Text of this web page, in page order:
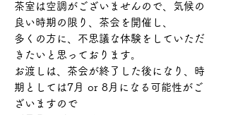
茶室は空調がございませんので、気候の
良い時期の限り、茶会を開催し、
多くの方に、不思議な体験をしていただ
きたいと思っております。
お渡しは、茶会が終了した後になり、時
期としては7月 or 8月になる可能性が ご
ざいますので